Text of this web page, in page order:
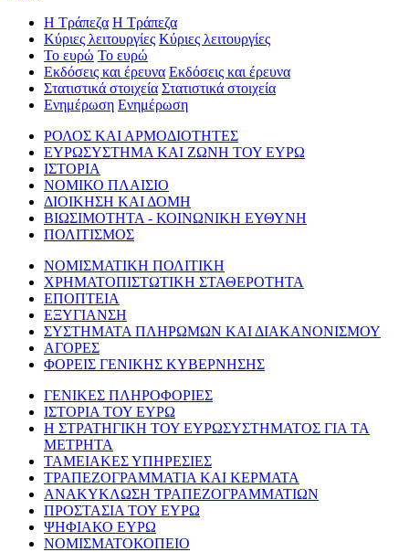
Η Τράπεζα Η Τράπεζα
Κύριες λειτουργίες Κύριες λειτουργίες
Το ευρώ Το ευρώ
Εκδόσεις και έρευνα Εκδόσεις και έρευνα
Στατιστικά στοιχεία Στατιστικά στοιχεία
Ενημέρωση Ενημέρωση
ΡΟΛΟΣ ΚΑΙ ΑΡΜΟΔΙΟΤΗΤΕΣ
ΕΥΡΩΣΥΣΤΗΜΑ ΚΑΙ ΖΩΝΗ ΤΟΥ ΕΥΡΩ
ΙΣΤΟΡΙΑ
ΝΟΜΙΚΟ ΠΛΑΙΣΙΟ
ΔΙΟΙΚΗΣΗ ΚΑΙ ΔΟΜΗ
ΒΙΩΣΙΜΟΤΗΤΑ - ΚΟΙΝΩΝΙΚΗ ΕΥΘΥΝΗ
ΠΟΛΙΤΙΣΜΟΣ
ΝΟΜΙΣΜΑΤΙΚΗ ΠΟΛΙΤΙΚΗ
ΧΡΗΜΑΤΟΠΙΣΤΩΤΙΚΗ ΣΤΑΘΕΡΟΤΗΤΑ
ΕΠΟΠΤΕΙΑ
ΕΞΥΓΙΑΝΣΗ
ΣΥΣΤΗΜΑΤΑ ΠΛΗΡΩΜΩΝ ΚΑΙ ΔΙΑΚΑΝΟΝΙΣΜΟΥ
ΑΓΟΡΕΣ
ΦΟΡΕΙΣ ΓΕΝΙΚΗΣ ΚΥΒΕΡΝΗΣΗΣ
ΓΕΝΙΚΕΣ ΠΛΗΡΟΦΟΡΙΕΣ
ΙΣΤΟΡΙΑ ΤΟΥ ΕΥΡΩ
Η ΣΤΡΑΤΗΓΙΚΗ ΤΟΥ ΕΥΡΩΣΥΣΤΗΜΑΤΟΣ ΓΙΑ ΤΑ
ΜΕΤΡΗΤΑ
ΤΑΜΕΙΑΚΕΣ ΥΠΗΡΕΣΙΕΣ
ΤΡΑΠΕΖΟΓΡΑΜΜΑΤΙΑ ΚΑΙ ΚΕΡΜΑΤΑ
ΑΝΑΚΥΚΛΩΣΗ ΤΡΑΠΕΖΟΓΡΑΜΜΑΤΙΩΝ
ΠΡΟΣΤΑΣΙΑ ΤΟΥ ΕΥΡΩ
ΨΗΦΙΑΚΟ ΕΥΡΩ
ΝΟΜΙΣΜΑΤΟΚΟΠΕΙΟ